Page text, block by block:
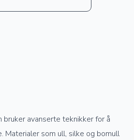
avanserte teknikker for å
Materialer som ull, silke og bomull